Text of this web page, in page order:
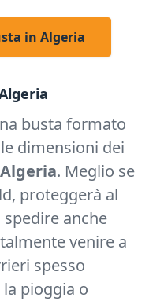
in Algeria
busta formato
dimensioni dei
. Meglio se
proteggerà al
anche
venire a
spesso
pioggia o